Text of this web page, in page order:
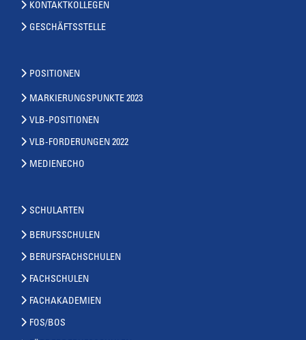
KONTAKTKOLLEGEN
GESCHÄFTSSTELLE
POSITIONEN
MARKIERUNGSPUNKTE 2023
VLB-POSITIONEN
VLB-FORDERUNGEN 2022
MEDIENECHO
SCHULARTEN
BERUFSSCHULEN
BERUFSFACHSCHULEN
FACHSCHULEN
FACHAKADEMIEN
FOS/BOS